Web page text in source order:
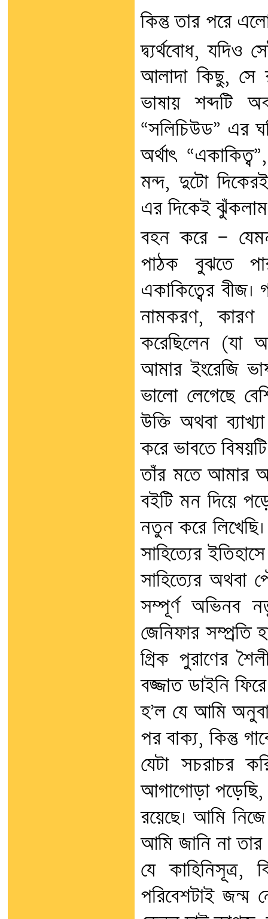
কিন্তু তার পরে
দ্ব্যর্থবোধ, যদিও
আলাদা কিছু, সে
ভাষায় শব্দটি
“সলিচিউড” এর
অর্থাৎ
মন্দ, দুটো
এর দিকেই ঝুঁকলাম
বহন করে —
পাঠক বুঝতে
একাকিত্বের
নামকরণ, কারণ
করেছিলেন (যা
আমার ইংরেজি
ভালো লেগেছে
উক্তি অথবা
করে ভাবতে
তাঁর মতে আমার
বইটি মন দিয়ে
নতুন করে
সাহিত্যের
সাহিত্যের অথবা
সম্পূর্ণ অভিনব
জেনিফার সম্প্রতি
গ্রিক পুরাণের
বজ্জাত ডাইনি
হ’ল যে আমি
পর বাক্য, কিন্তু
যেটা সচরাচর
আগাগোড়া পড়েছি,
রয়েছে। আমি
আমি জানি না তার
যে
পরিবেশটাই জন্ম